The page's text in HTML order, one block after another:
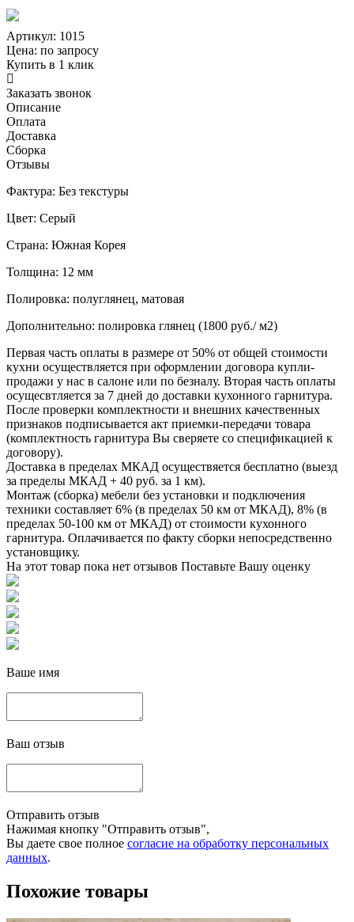
Артикул: 1015
Цена: по запросу
Купить в 1 клик
Заказать звонок
Описание
Оплата
Доставка
Сборка
Отзывы
Фактура: Без текстуры
Цвет: Серый
Страна: Южная Корея
Толщина: 12 мм
Полировка: полуглянец, матовая
Дополнительно: полировка глянец (1800 руб./ м2)
Первая часть оплаты в размере от 50% от общей стоимости
кухни осуществляется при оформлении договора купли-
продажи у нас в салоне или по безналу. Вторая часть оплаты
осущесвтляется за 7 дней до доставки кухонного гарнитура.
После проверки комплектности и внешних качественных
признаков подписывается акт приемки-передачи товара
(комплектность гарнитура Вы сверяете со спецификацией к
договору).
Доставка в пределах МКАД осуществяется бесплатно (выезд
за пределы МКАД + 40 руб. за 1 км).
Монтаж (сборка) мебели без установки и подключения
техники составляет 6% (в пределах 50 км от МКАД), 8% (в
пределах 50-100 км от МКАД) от стоимости кухонного
гарнитура. Оплачивается по факту сборки непосредственно
установщику.
На этот товар пока нет отзывов Поставьте Вашу оценку
Ваше имя
Ваш отзыв
Отправить отзыв
Нажимая кнопку "Отправить отзыв",
Вы даете свое полное согласие на обработку персональных
данных.
Похожие товары